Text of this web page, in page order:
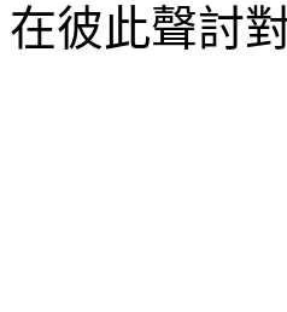
在彼此聲討